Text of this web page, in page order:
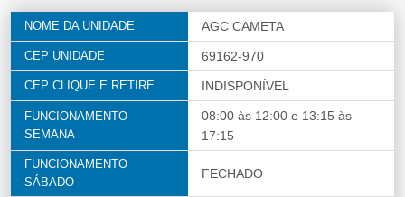
NOME DA UNIDADE AGC CAMETA
CEP UNIDADE 69162-970
CEP CLIQUE E RETIRE INDISPONÍVEL
FUNCIONAMENTO
SEMANA
08:00 às 12:00 e 13:15 às
17:15
FUNCIONAMENTO
SÁBADO
FECHADO